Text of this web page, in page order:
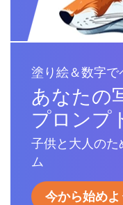
塗り絵＆数字で
あなたの
プロンプ
子供と大人の
ム
今から始めよ